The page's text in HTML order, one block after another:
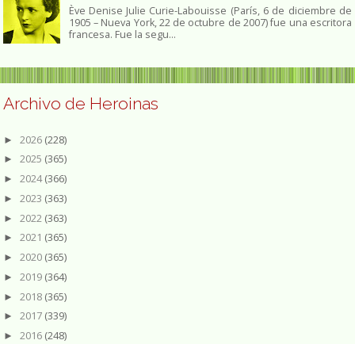
Ève Denise Julie Curie-Labouisse (París, 6 de diciembre de
1905 – Nueva York, 22 de octubre de 2007) fue una escritora
francesa. Fue la segu...
Archivo de Heroinas
► 2026 (228)
► 2025 (365)
► 2024(366)
► 2023 (363)
► 2022 (363)
► 2021 (365)
► 2020 (365)
► 2019 (364)
► 2018 (365)
► 2017 (339)
► 2016 (248)